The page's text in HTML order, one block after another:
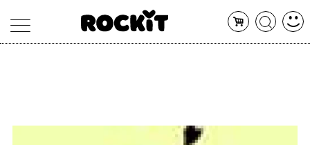
ARTISTI
CONCERTI